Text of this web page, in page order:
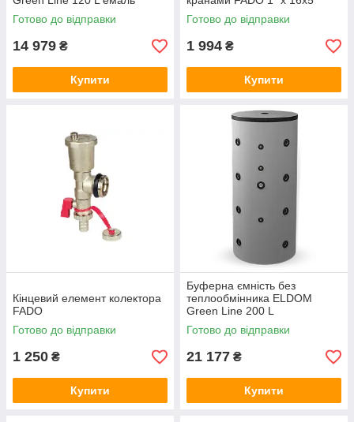
Готово до відправки
14 979 ₴
Купити
Готово до відправки
1 994 ₴
Купити
Кінцевий елемент колектора
FADO
Готово до відправки
1 250 ₴
Купити
Буферна ємність без
теплообмінника ELDOM
Green Line 200 L
Готово до відправки
21 177 ₴
Купити